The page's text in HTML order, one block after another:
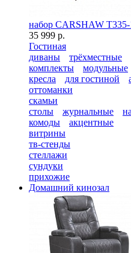
набор CARSHAW
35 999 р.
Гостиная
диваны
трёхместные
комплекты
модульные
кресла
для гостиной
оттоманки
скамьи
столы
журнальные
комоды
акцентные
витрины
тв-стенды
стеллажи
сундуки
прихожие
Домашний кинозал